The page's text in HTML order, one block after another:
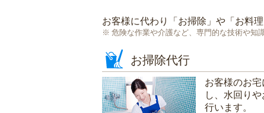
お客様に代わり「 お掃除 」や「 お料理
危険な作業や介護など、専門的な技術や知
お掃除代行
お客様のお
し、水回り
行います。